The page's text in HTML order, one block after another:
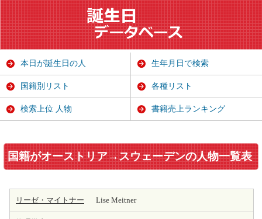
国籍がオーストリア→スウェーデンの人物一覧表
リーゼ・マイトナー Lise Meitner
本日が誕生日の人 生年月日で検索
国籍別リスト 各種リスト
検索上位 人物 書籍売上ランキング